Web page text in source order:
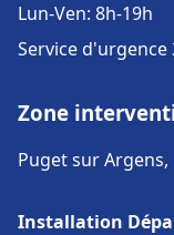
Lun-Ven: 8h-19h
Service d'urgence
Zone
Puget sur Argens,
Installation